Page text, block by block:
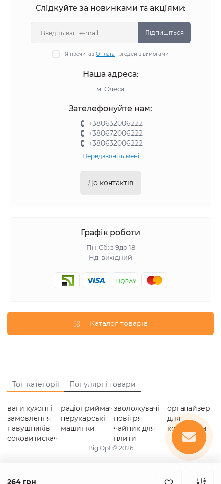
264 грн
Слідкуйте за новинками та акціями:
Підпишіться
Я прочитав Оплата і згоден з вимогами
Наша адреса:
м. Одеса
Зателефонуйте нам:
+380632006222
+380672006222
+380632006222
Передзвоніть мені
До контактів
Графік роботи
Пн-Сб: з 9до 18
Нд: вихідний
Каталог товарів
Топ категорії Популярні товари
ваги кухонні
замовлення
навушників
соковитискач
радіоприймач
перукарські
машинки
зволожувачі
повітря
чайник для
плити
органайзер
для
косметики
Big Opt © 2026